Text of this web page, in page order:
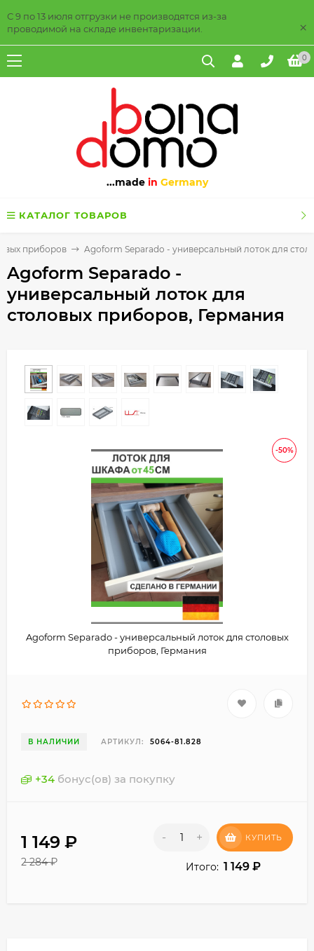
С 9 по 13 июля отгрузки не производятся из-за
проводимой на складе инвентаризации.
×
0
...made in Germany
КАТАЛОГ ТОВАРОВ
приборов Agoform Separado - универсальный лоток для
Agoform Separado -
универсальный лоток для
столовых приборов, Германия
-50%
Agoform Separado - универсальный лоток для столовых
приборов, Германия
В НАЛИЧИИ АРТИКУЛ: 5064-81.828
+34 бонус(ов) за покупку
1 149 ₽
2 284 ₽
- + КУПИТЬ
Итого: 1 149 ₽